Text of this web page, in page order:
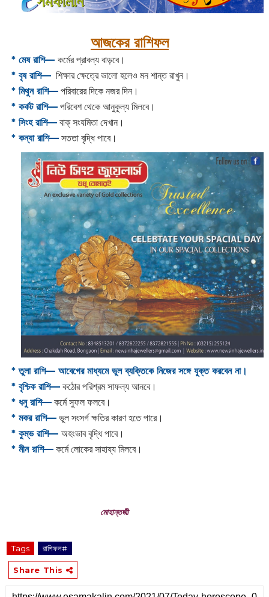
আজকের রাশিফল
* ‌মেষ রাশি— ‌ কর্মের প্রাবল্য বাড়বে।
* ‌বৃষ রাশি—শিক্ষার ক্ষেত্রে ভালো হলেও মন শান্ত রাখুন।
* মিথুন রাশি—পরিবারের দিকে নজর দিন।
* কর্কট রাশি—পরিবেশ থেকে আনুকূল্য মিলবে।
* সিংহ রাশি—বাক্ সংযমিতা দেখান।
* কন্যা রাশি—সততা বৃদ্ধি পাবে।
* তুলা রাশি—আবেগের মাধ্যমে ভুল ব্যক্তিকে নিজের সঙ্গে যুক্ত করবেন না।
* বৃশ্চিক রাশি—কঠোর পরিশ্রম সাফল্য আনবে।
* ধনু রাশি—কর্মে সুফল ফলবে।
* মকর রাশি—ভুল সংসর্গ ক্ষতির কারণ হতে পারে।
* কুম্ভ রাশি— অহংভাব বৃদ্ধি পাবে।
* মীন রাশি—কর্মে লোকের সাহায্য মিলবে।‌‌
মোহান্তজী
Tags রাশিফল#
Share This